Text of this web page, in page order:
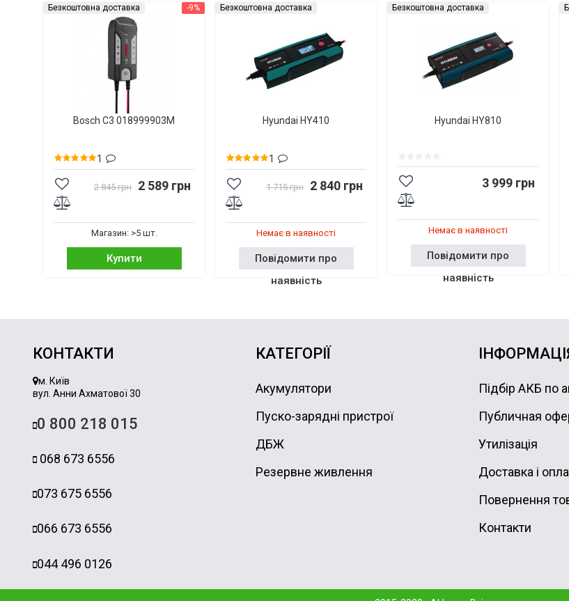
-9%
Безкоштовна доставка
Bosch C3 018999903M
1
2 845 грн 2 589 грн
Магазин: >5 шт.
Купити
Безкоштовна доставка
Hyundai HY410
1
1 715 грн 2 840 грн
Немає в наявності
Повідомити про
наявність
Безкоштовна доставка
Hyundai HY810
3 999 грн
Немає в наявності
Повідомити про
наявність
КОНТАКТИ
м. Київ
вул. Анни Ахматової 30
0 800 218 015
068 673 6556
073 675 6556
066 673 6556
044 496 0126
КАТЕГОРІЇ
Акумулятори
Пуско-зарядні пристрої
ДБЖ
Резервне живлення
Підбір АКБ по
Публичная
Утилізація
Доставка і
Повернення
Контакти